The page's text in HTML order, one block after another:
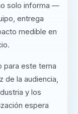
solo informa —
entrega
medible en
para este tema
de la audiencia,
y los
espera